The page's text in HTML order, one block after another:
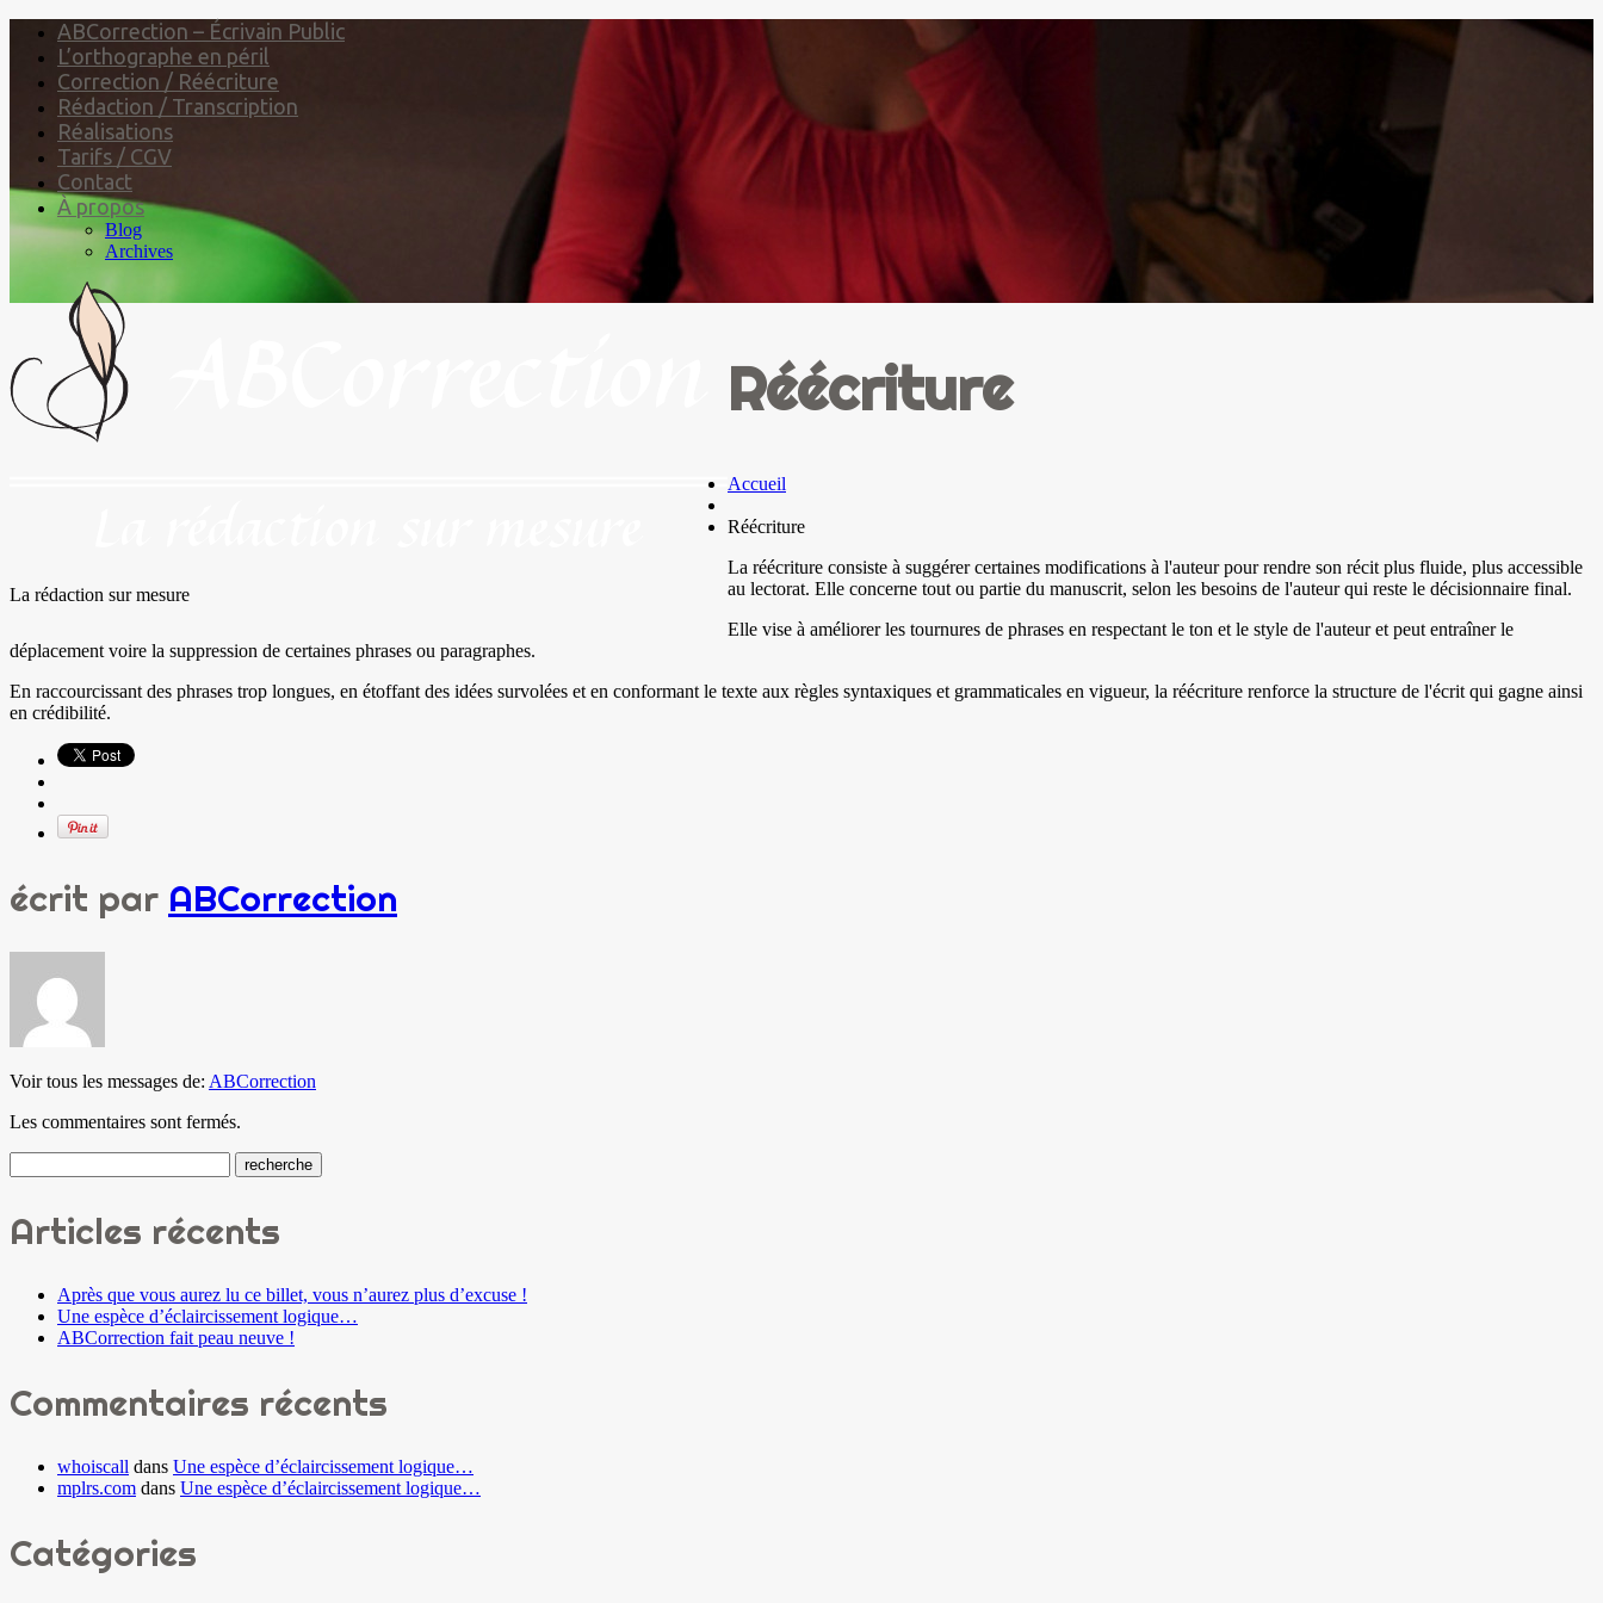
ABCorrection – Écrivain Public
L’orthographe en péril
Correction / Réécriture
Rédaction / Transcription
Réalisations
Tarifs / CGV
Contact
À propos
Blog
Archives
La rédaction sur mesure
Réécriture
Accueil
Réécriture
La réécriture consiste à suggérer certaines modifications à l'auteur pour rendre son récit plus fluide, plus accessible
au lectorat. Elle concerne tout ou partie du manuscrit, selon les besoins de l'auteur qui reste le décisionnaire final.
Elle vise à améliorer les tournures de phrases en respectant le ton et le style de l'auteur et peut entraîner le
déplacement voire la suppression de certaines phrases ou paragraphes.
En raccourcissant des phrases trop longues, en étoffant des idées survolées et en conformant le texte aux règles syntaxiques et grammaticales en vigueur, la réécriture renforce la structure de l'écrit qui gagne ainsi
en crédibilité.
écrit par ABCorrection
Voir tous les messages de: ABCorrection
Les commentaires sont fermés.
Articles récents
Après que vous aurez lu ce billet, vous n’aurez plus d’excuse !
Une espèce d’éclaircissement logique…
ABCorrection fait peau neuve !
Commentaires récents
whoiscall dans Une espèce d’éclaircissement logique…
mplrs.com dans Une espèce d’éclaircissement logique…
Catégories